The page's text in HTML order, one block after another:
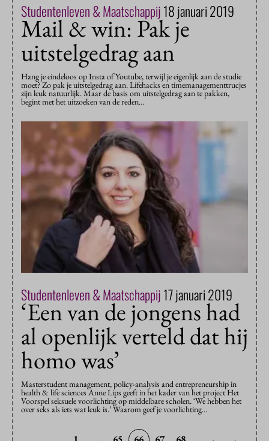
Studentenleven & Maatschappij18 januari 2019
Mail & win: Pak je
uitstelgedrag aan
Hang je eindeloos op Insta of Youtube, terwijl je eigenlijk aan de studie
moet? Zo pak je uitstelgedrag aan. Lifehacks en timemanagementtrucjes
zijn leuk natuurlijk. Maar de basis om uitstelgedrag aan te pakken,
begint met het uitzoeken van de reden…
Studentenleven & Maatschappij17 januari 2019
‘Een van de jongens had
al openlijk verteld dat hij
homo was’
Masterstudent management, policy-analysis and entrepreneurship in
health & life sciences Anne Lips geeft in het kader van het project Het
Voorspel seksuele voorlichting op middelbare scholen. ‘We hebben het
over seks als iets wat leuk is.’ Waarom geef je voorlichting…